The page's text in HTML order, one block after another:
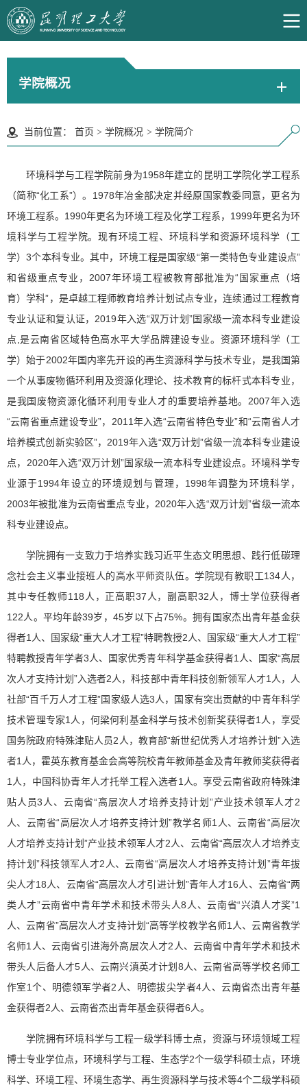
学院概况
当前位置： 首页 > 学院概况 > 学院简介
环境科学与工程学院前身为1958年建立的昆明工学院化学工程系
（简称“化工系”）。1978年冶金部决定并经原国家教委同意，更名为
环境工程系。1990年更名为环境工程及化学工程系，1999年更名为环
境科学与工程学院。现有环境工程、环境科学和资源环境科学（工
学）3个本科专业。其中，环境工程是国家级“第一类特色专业建设点”
和省级重点专业，2007年环境工程被教育部批准为“国家重点（培
育）学科”，是卓越工程师教育培养计划试点专业，连续通过工程教育
专业认证和复认证，2019年入选“双万计划”国家级一流本科专业建设
点,是云南省区域特色高水平大学品牌建设专业。资源环境科学（工
学）始于2002年国内率先开设的再生资源科学与技术专业，是我国第
一个从事废物循环利用及资源化理论、技术教育的标杆式本科专业，
是我国废物资源化循环利用专业人才的重要培养基地。2007年入选
“云南省重点建设专业”，2011年入选“云南省特色专业”和“云南省人才
培养模式创新实验区”，2019年入选“双万计划”省级一流本科专业建设
点，2020年入选“双万计划”国家级一流本科专业建设点。环境科学专
业源于1994年设立的环境规划与管理，1998年调整为环境科学，
2003年被批准为云南省重点专业，2020年入选“双万计划”省级一流本
科专业建设点。
学院拥有一支致力于培养实践习近平生态文明思想、践行低碳理
念社会主义事业接班人的高水平师资队伍。学院现有教职工134人，
其中专任教师118人，正高职37人，副高职32人，博士学位获得者
122人。平均年龄39岁，45岁以下占75%。拥有国家杰出青年基金获
得者1人、国家级“重大人才工程”特聘教授2人、国家级“重大人才工程”
特聘教授青年学者3人、国家优秀青年科学基金获得者1人、国家“高层
次人才支持计划”入选者2人，科技部中青年科技创新领军人才1人，人
社部“百千万人才工程”国家级人选3人，国家有突出贡献的中青年科学
技术管理专家1人，何梁何利基金科学与技术创新奖获得者1人，享受
国务院政府特殊津贴人员2人，教育部“新世纪优秀人才培养计划”入选
者1人，霍英东教育基金会高等院校青年教师基金及青年教师奖获得者
1人，中国科协青年人才托举工程入选者1人。享受云南省政府特殊津
贴人员3人、云南省“高层次人才培养支持计划”产业技术领军人才2
人、云南省“高层次人才培养支持计划”教学名师1人、云南省“高层次
人才培养支持计划”产业技术领军人才2人、云南省“高层次人才培养支
持计划”科技领军人才2人、云南省“高层次人才培养支持计划”青年拔
尖人才18人、云南省“高层次人才引进计划”青年人才16人、云南省“两
类人才”云南省中青年学术和技术带头人8人、云南省“兴滇人才奖”1
人、云南省”高层次人才支持计划“高等学校教学名师1人、云南省教学
名师1人、云南省引进海外高层次人才2人、云南省中青年学术和技术
带头人后备人才5人、云南兴滇英才计划8人、云南省高等学校名师工
作室1个、明德领军学者2人、明德拔尖学者4人、云南省杰出青年基
金获得者2人、云南省杰出青年基金获得者6人。
学院拥有环境科学与工程一级学科博士点，资源与环境领域工程
博士专业学位点，环境科学与工程、生态学2个一级学科硕士点，环境
科学、环境工程、环境生态学、再生资源科学与技术等4个二级学科硕